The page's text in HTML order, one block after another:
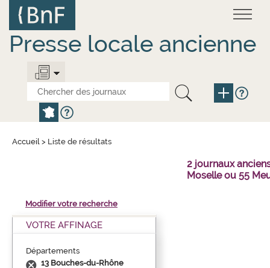
contenu
principal
Presse locale ancienne
Accueil > Liste de résultats
2 journaux
Moselle ou 55
Modifier votre recherche
VOTRE AFFINAGE
Départements
13 Bouches-du-Rhône
Panneau de gestion des cookies